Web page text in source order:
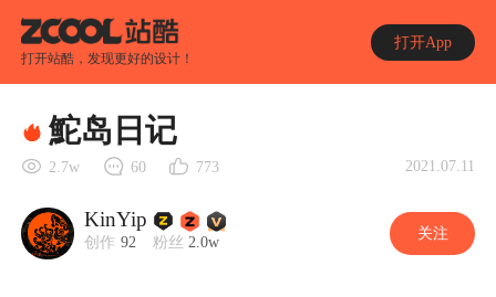
打开站酷，发现更好的设计！
打开App
鮀岛日记
2.7w 60 773 2021.07.11
KinYip
创作 92 粉丝 2.0w 关注